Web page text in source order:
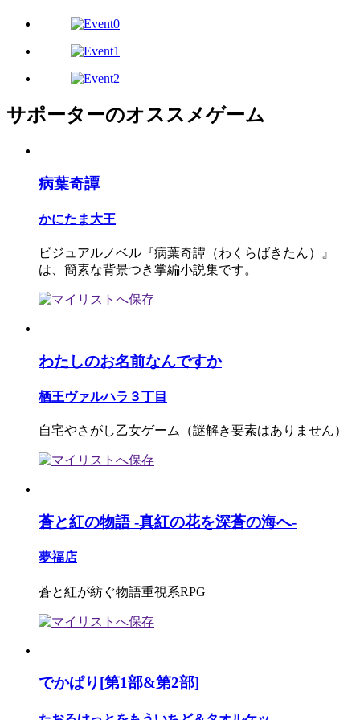
サポーターのオススメゲーム
病葉奇譚
かにたま大王
ビジュアルノベル『病葉奇譚（わくらばきたん）』
は、簡素な背景つき掌編小説集です。
わたしのお名前なんですか
栖王ヴァルハラ３丁目
自宅やさがし乙女ゲーム（謎解き要素はありません）
蒼と紅の物語 -真紅の花を深蒼の海へ-
夢福店
蒼と紅が紡ぐ物語重視系RPG
でかぱり[第1部&第2部]